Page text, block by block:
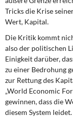
Tricks die Krise
Wert, Kapital.
Die Kritik kommt
also der politischen
Einigkeit darüber,
zu einer Bedrohung
zur Rettung des
„World Economic
gewinnen, dass die
diesem System